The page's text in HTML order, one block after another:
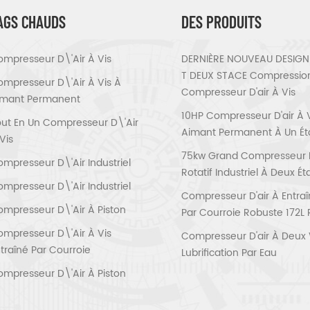
façon de conduire
température ± 15 ℃ bruit
68 ± 3 méthode
de la conversion de fréquence
1000 * 1580 Poids (kg) 800
d'air Diamètre (pouces / mm)
machines électriques &
Fujian prc (anciennement
Fujian province Huada
est situé dans la ville de la
Quanzhou.Our société est l'un
professionnels de
plus grand domestique et
plus avancé actuellement.Et
CHAUDS
D\'air À Vis
D\'air À Vis À
Permanent
En Un Compresseur D\'air
D\'air Industriel
D\'air Industriel
D\'air À Piston
D\'air À Vis
Par Courroie
D\'air À Piston
DES PRODUITS
DERNIÈRE NOUVEAU
T DEUX STACE
Compresseur D'air À Vis
10HP Compresseur D'air À
Aimant Permanent À Un
75kw Grand Compresseur
Rotatif Industriel À Deux
Compresseur D'air À
Par Courroie Robuste 172L
Compresseur D'air À Deux
Lubrification Par Eau